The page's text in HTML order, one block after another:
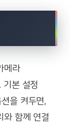
메라
기본 설정
을 켜두면,
와 함께 연결